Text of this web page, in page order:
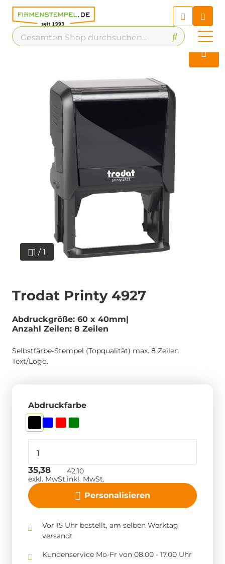
Chatbot
Chatten Sie 24/7 mit unserem
hilfreichen Chatbot
Kontakt
1 / 1
Trodat Printy 4927
Abdruckgröße: 60 x 40mm
Anzahl Zeilen: 8 Zeilen
Selbstfärbe-Stempel (Topqualität) max. 8 Zeilen
Text/Logo.
Abdruckfarbe
Personalisieren
35,38
exkl. MwSt.
42,10
inkl. MwSt.
Vor 15 Uhr bestellt, am selben Werktag
versandt
Kundenservice Mo-Fr von 08.00 - 17.00 Uhr